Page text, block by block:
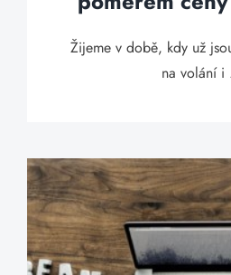
Žijeme v době, kdy už
na volání i